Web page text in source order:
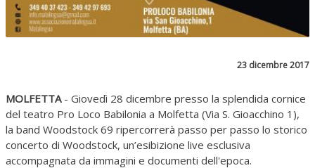
23 dicembre 2017
MOLFETTA- Giovedì 28 dicembre presso la splendida cornice
del teatro Pro Loco Babilonia a Molfetta (Via S. Gioacchino 1),
la band Woodstock 69 ripercorrerà passo per passo lo storico
concerto di Woodstock, un’esibizione live esclusiva
accompagnata da immagini e documenti dell'epoca.